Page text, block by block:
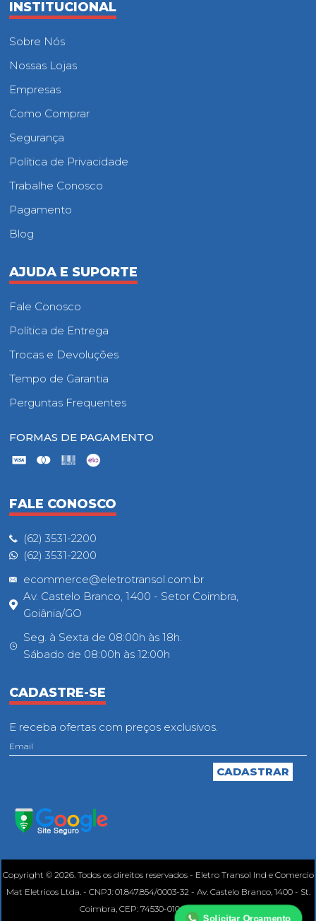
INSTITUCIONAL
Sobre Nós
Nossas Lojas
Empresas
Como Comprar
Segurança
Política de Privacidade
Trabalhe Conosco
Pagamento
Blog
AJUDA E SUPORTE
Fale Conosco
Política de Entrega
Trocas e Devoluções
Tempo de Garantia
Perguntas Frequentes
FORMAS DE PAGAMENTO
FALE CONOSCO
(62) 3531-2200
(62) 3531-2200
ecommerce@eletrotransol.com.br
Av. Castelo Branco, 1400 - Setor Coimbra,
Goiânia/GO
Seg. à Sexta de 08:00h às 18h.
Sábado de 08:00h às 12:00h
CADASTRE-SE
E receba ofertas com preços exclusivos.
Copyright © 2026. Todos os direitos reservados - Eletro Transol Ind e Comercio
Mat Eletricos Ltda. - CNPJ: 01.847.854/0003-32 - Av. Castelo Branco, 1400 - St.
Coimbra, CEP: 74530-010, Goiânia - GO.
Solicitar Orçamento